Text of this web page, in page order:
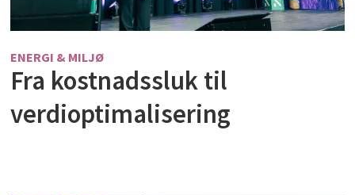
ENERGI & MILJØ
Fra kostnadssluk til
verdioptimalisering